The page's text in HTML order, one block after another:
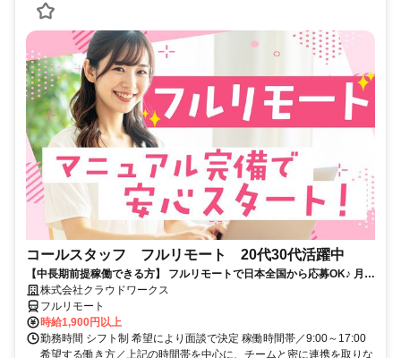
コールスタッフ フルリモート 20代30代活躍中
【中長期前提稼働できる方】 フルリモートで日本全国から応募OK♪ 月稼
働80時間で安定収入！
株式会社クラウドワークス
フルリモート
時給1,900円以上
勤務時間 シフト制 希望により面談で決定 稼働時間帯／9:00～17:00
希望する働き方／上記の時間帯を中心に、チームと密に連携を取りな